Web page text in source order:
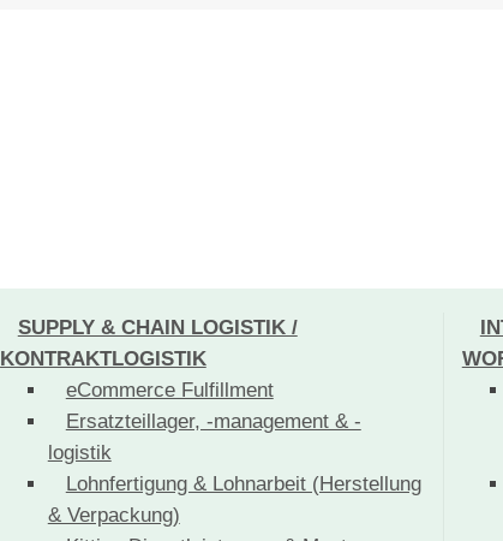
SUPPLY & CHAIN LOGISTIK /
KONTRAKTLOGISTIK
eCommerce Fulfillment
Ersatzteillager, -management & -
logistik
Lohnfertigung & Lohnarbeit (Herstellung
& Verpackung)